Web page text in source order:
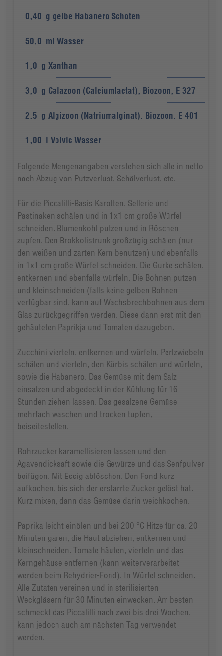
0,40 g gelbe Habanero Schoten
50,0 ml Wasser
1,0 g Xanthan
3,0 g Calazoon (Calciumlactat), Biozoon, E 327
2,5 g Algizoon (Natriumalginat), Biozoon, E 401
1,00 l Volvic Wasser
Folgende Mengenangaben verstehen sich alle in netto
nach Abzug von Putzverlust, Schälverlust, etc.
Für die Piccalilli-Basis Karotten, Sellerie und
Pastinaken schälen und in 1x1 cm große Würfel
schneiden. Blumenkohl putzen und in Röschen
zupfen. Den Brokkolistrunk großzügig schälen (nur
den weißen und zarten Kern benutzen) und ebenfalls
in 1x1 cm große Würfel schneiden. Die Gurke schälen,
entkernen und ebenfalls würfeln. Die Bohnen putzen
und kleinschneiden (falls keine gelben Bohnen
verfügbar sind, kann auf Wachsbrechbohnen aus dem
Glas zurückgegriffen werden. Diese dann erst mit den
gehäuteten Paprikja und Tomaten dazugeben.
Zucchini vierteln, entkernen und würfeln. Perlzwiebeln
schälen und vierteln, den Kürbis schälen und würfeln,
sowie die Habanero. Das Gemüse mit dem Salz
einsalzen und abgedeckt in der Kühlung für 16
Stunden ziehen lassen. Das gesalzene Gemüse
mehrfach waschen und trocken tupfen,
beiseitestellen.
Rohrzucker karamellisieren lassen und den
Agavendicksaft sowie die Gewürze und das Senfpulver
beifügen. Mit Essig ablöschen. Den Fond kurz
aufkochen, bis sich der erstarrte Zucker gelöst hat.
Kurz mixen, dann das Gemüse darin weichkochen.
Paprika leicht einölen und bei 200 °C Hitze für ca. 20
Minuten garen, die Haut abziehen, entkernen und
kleinschneiden. Tomate häuten, vierteln und das
Kerngehäuse entfernen (kann weiterverarbeitet
werden beim Rehydrier-Fond). In Würfel schneiden.
Alle Zutaten vereinen und in sterilisierten
Weckgläsern für 30 Minuten einwecken. Am besten
schmeckt das Piccalilli nach zwei bis drei Wochen,
kann jedoch auch am nächsten Tag verwendet
werden.